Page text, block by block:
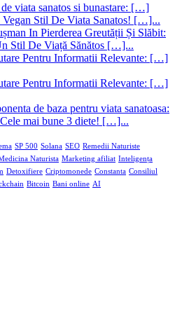
viata sanatos si bunastare: […]
Vegan Stil De Viata Sanatos! […]...
In Pierderea Greutății Și Slăbit:
Stil De Viață Sănătos […]...
Pentru Informatii Relevante: […]
Pentru Informatii Relevante: […]
de baza pentru viata sanatoasa:
mai bune 3 diete! […]...
SP 500 Solana SEO Remedii Naturiste
Naturista Marketing afiliat Inteligența
Detoxifiere Criptomonede Constanta Consiliul
Bitcoin Bani online AI